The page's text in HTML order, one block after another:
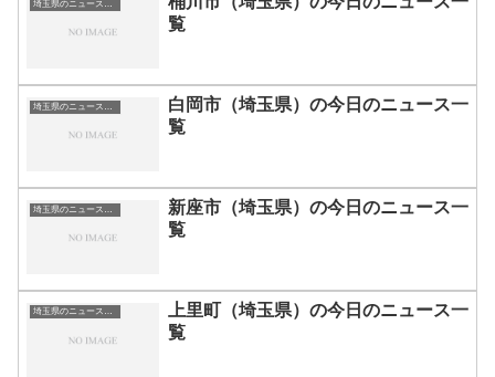
覧
白岡市（埼玉県）の今日のニュース一
覧
新座市（埼玉県）の今日のニュース一
覧
埼玉県のニュース一覧
上里町（埼玉県）の今日のニュース一
覧